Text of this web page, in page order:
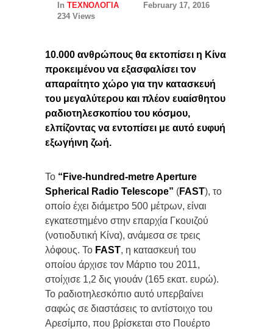
In ΤΕΧΝΟΛΟΓΙΑ
February 17, 2016
234 Views
10.000 ανθρώπους θα εκτοπίσει η Κίνα
προκειμένου να εξασφαλίσει τον
απαραίτητο χώρο για την κατασκευή
του μεγαλύτερου και πλέον ευαίσθητου
ραδιοτηλεσκοπίου του κόσμου,
ελπίζοντας να εντοπίσει με αυτό ευφυή
εξωγήινη ζωή.
Το “Five-hundred-metre Aperture
Spherical Radio Telescope” (FAST), το
οποίο έχει διάμετρο 500 μέτρων, είναι
εγκατεστημένο στην επαρχία Γκουιζού
(νοτιοδυτική Κίνα), ανάμεσα σε τρεις
λόφους. Το FAST, η κατασκευή του
οποίου άρχισε τον Μάρτιο του 2011,
στοίχισε 1,2 δις γιουάν (165 εκατ. ευρώ).
Το ραδιοτηλεσκόπιο αυτό υπερβαίνει
σαφώς σε διαστάσεις το αντίστοιχο του
Αρεσίμπο, που βρίσκεται στο Πουέρτο